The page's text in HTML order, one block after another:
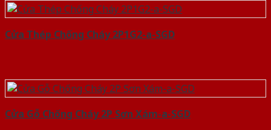
Cửa Thép Chống Cháy 2P1G2-a-SGD
Cửa Gỗ Chống Cháy 2P Sơn Xám-a-SGD